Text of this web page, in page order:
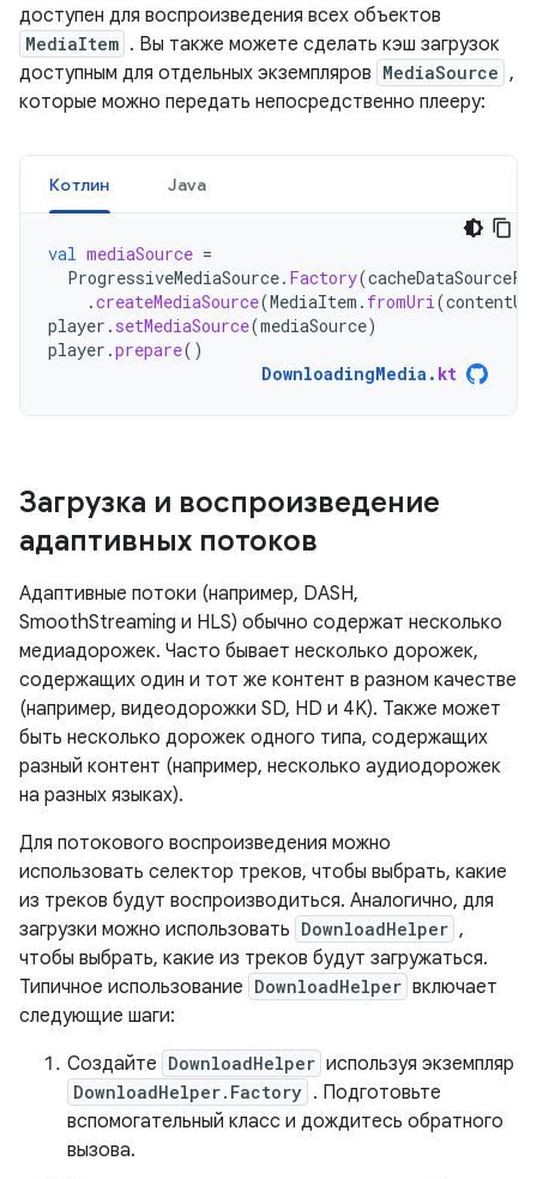
доступен для воспроизведения всех объектов
MediaItem . Вы также можете сделать кэш загрузок
доступным для отдельных экземпляров MediaSource ,
которые можно передать непосредственно плееру:
Котлин Java
val mediaSource =
ProgressiveMediaSource. Factory(
.createMediaSource(MediaItem . fromUri (
player . setMediaSource(mediaSource)
player .prepare()
DownloadingMedia . kt
Загрузка и воспроизведение
адаптивных потоков
Адаптивные потоки (например, DASH,
SmoothStreaming и HLS) обычно содержат несколько
медиадорожек. Часто бывает несколько дорожек,
содержащих один и тот же контент в разном качестве
(например, видеодорожки SD, HD и 4K). Также может
быть несколько дорожек одного типа, содержащих
разный контент (например, несколько аудиодорожек
на разных языках).
Для потокового воспроизведения можно
использовать селектор треков, чтобы выбрать, какие
из треков будут воспроизводиться. Аналогично, для
загрузки можно использовать DownloadHelper ,
чтобы выбрать, какие из треков будут загружаться.
Типичное использование DownloadHelper включает
следующие шаги:
Создайте DownloadHelper используя экземпляр
DownloadHelper.Factory . Подготовьте
вспомогательный класс и дождитесь обратного
вызова.